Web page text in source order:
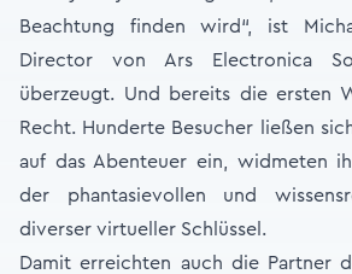
Beachtung finden wird“, ist
Director von Ars Electronica
überzeugt. Und bereits die ersten
Recht. Hunderte Besucher ließen
auf das Abenteuer ein, widmeten
der phantasievollen und
diverser virtueller Schlüssel.
Damit erreichten auch die Partner